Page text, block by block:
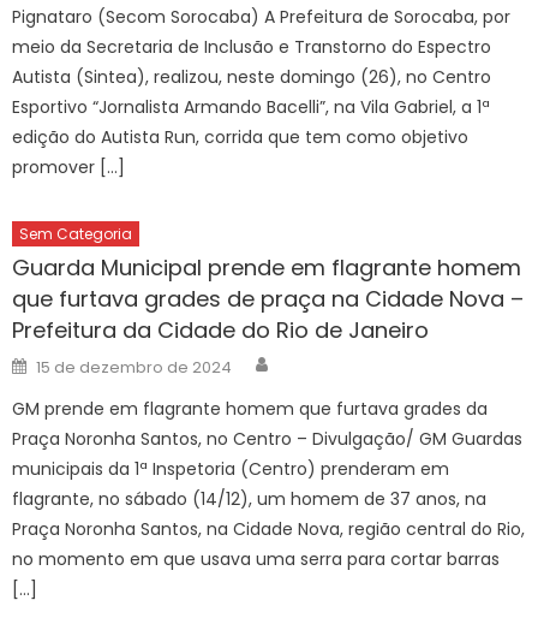
Pignataro (Secom Sorocaba) A Prefeitura de Sorocaba, por
meio da Secretaria de Inclusão e Transtorno do Espectro
Autista (Sintea), realizou, neste domingo (26), no Centro
Esportivo “Jornalista Armando Bacelli”, na Vila Gabriel, a 1ª
edição do Autista Run, corrida que tem como objetivo
promover […]
Sem Categoria
Guarda Municipal prende em flagrante homem
que furtava grades de praça na Cidade Nova –
Prefeitura da Cidade do Rio de Janeiro
Posted
on
15 de dezembro de 2024
GM prende em flagrante homem que furtava grades da
Praça Noronha Santos, no Centro – Divulgação/ GM Guardas
municipais da 1ª Inspetoria (Centro) prenderam em
flagrante, no sábado (14/12), um homem de 37 anos, na
Praça Noronha Santos, na Cidade Nova, região central do Rio,
no momento em que usava uma serra para cortar barras
[…]